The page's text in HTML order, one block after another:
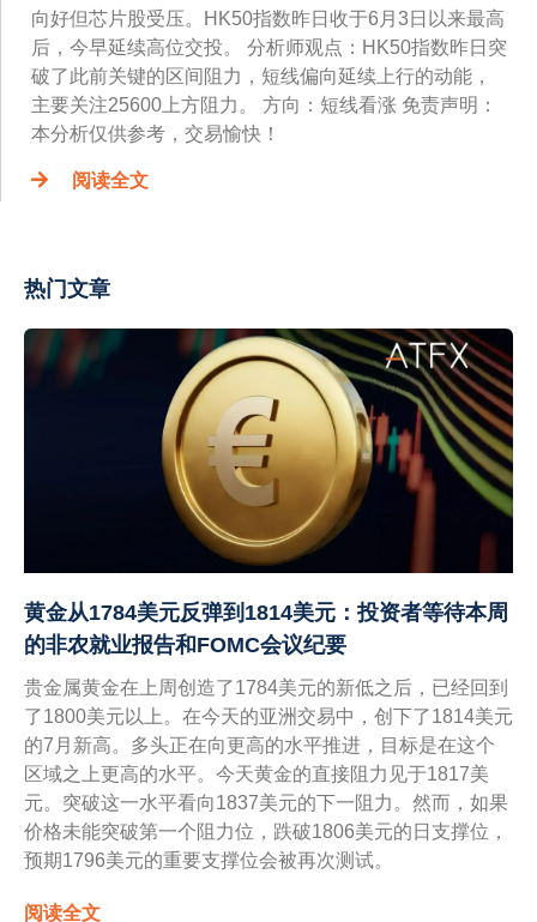
向好但芯片股受压。HK50指数昨日收于6月3日以来最高
后，今早延续高位交投。 分析师观点：HK50指数昨日突
破了此前关键的区间阻力，短线偏向延续上行的动能，
主要关注25600上方阻力。 方向：短线看涨 免责声明：
本分析仅供参考，交易愉快！
阅读全文
热门文章
黄金从1784美元反弹到1814美元：投资者等待本周
的非农就业报告和FOMC会议纪要
贵金属黄金在上周创造了1784美元的新低之后，已经回到
了1800美元以上。在今天的亚洲交易中，创下了1814美元
的7月新高。多头正在向更高的水平推进，目标是在这个
区域之上更高的水平。今天黄金的直接阻力见于1817美
元。突破这一水平看向1837美元的下一阻力。然而，如果
价格未能突破第一个阻力位，跌破1806美元的日支撑位，
预期1796美元的重要支撑位会被再次测试。
阅读全文